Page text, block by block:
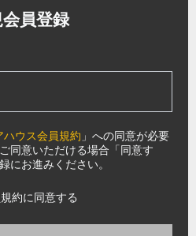
員登録
ハウス会員規約 」への同意が必要
同意いただける場合「同意す
にお進みください。
約に同意する